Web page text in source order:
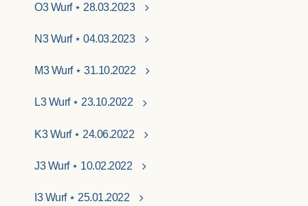
O3 Wurf ⋆ 28.03.2023
N3 Wurf ⋆ 04.03.2023
M3 Wurf ⋆ 31.10.2022
L3 Wurf ⋆ 23.10.2022
K3 Wurf ⋆ 24.06.2022
J3 Wurf ⋆ 10.02.2022
I3 Wurf ⋆ 25.01.2022